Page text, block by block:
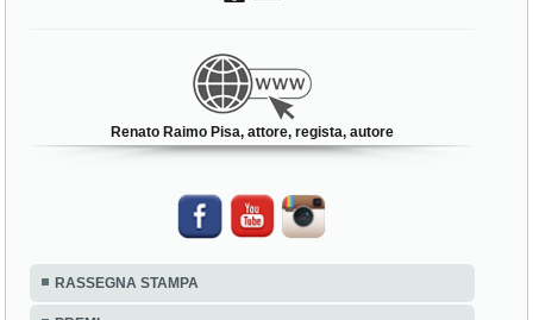
Renato Raimo Pisa, attore, regista, autore
RASSEGNA STAMPA